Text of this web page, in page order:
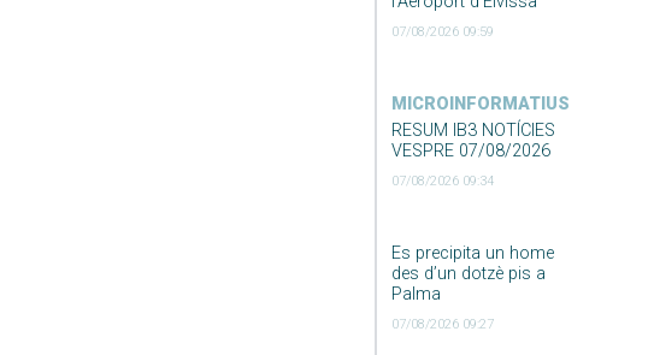
07/08/2026 09:59
MICROINFORMATIUS
RESUM IB3 NOTÍCIES
VESPRE 07/08/2026
07/08/2026 09:34
Es precipita un home
des d’un dotzè pis a
Palma
07/08/2026 09:27